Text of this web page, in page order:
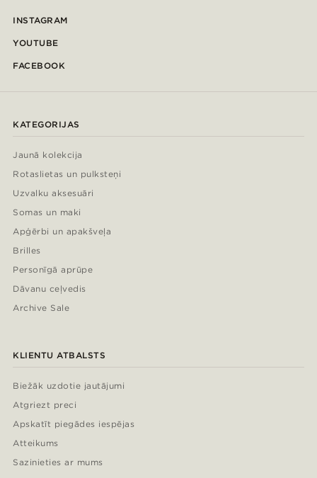
INSTAGRAM
YOUTUBE
FACEBOOK
KATEGORIJAS
Jaunā kolekcija
Rotaslietas un pulksteņi
Uzvalku aksesuāri
Somas un maki
Apģērbi un apakšveļa
Brilles
Personīgā aprūpe
Dāvanu ceļvedis
Archive Sale
KLIENTU ATBALSTS
Biežāk uzdotie jautājumi
Atgriezt preci
Apskatīt piegādes iespējas
Atteikums
Sazinieties ar mums